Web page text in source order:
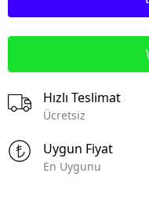
Hızlı Teslimat
Ücretsiz
Uygun Fiyat
En Uygunu